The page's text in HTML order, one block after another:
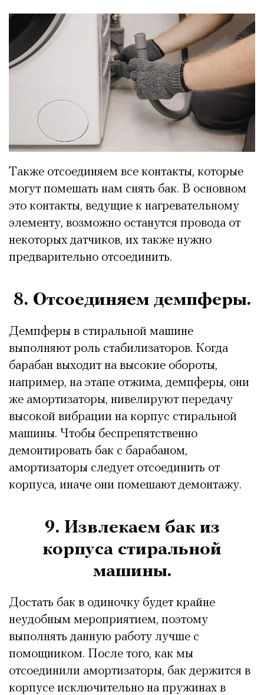
Также отсоединяем все контакты, которые
могут помешать нам снять бак. В основном
это контакты, ведущие к нагревательному
элементу, возможно останутся провода от
некоторых датчиков, их также нужно
предварительно отсоединить.
8. Отсоединяем демпферы.
Демпферы в стиральной машине
выполняют роль стабилизаторов. Когда
барабан выходит на высокие обороты,
например, на этапе отжима, демпферы, они
же амортизаторы, нивелируют передачу
высокой вибрации на корпус стиральной
машины. Чтобы беспрепятственно
демонтировать бак с барабаном,
амортизаторы следует отсоединить от
корпуса, иначе они помешают демонтажу.
9. Извлекаем бак из
корпуса стиральной
машины.
Достать бак в одиночку будет крайне
неудобным мероприятием, поэтому
выполнять данную работу лучше с
помощником. После того, как мы
отсоединили амортизаторы, бак держится в
корпусе исключительно на пружинах в